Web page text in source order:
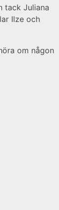
tack Juliana
Ilze och
om någon